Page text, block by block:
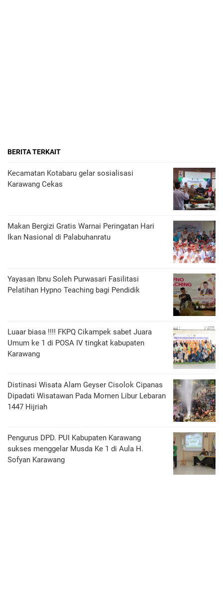
BERITA TERKAIT
Kecamatan Kotabaru gelar sosialisasi
Karawang Cekas
Makan Bergizi Gratis Warnai Peringatan Hari
Ikan Nasional di Palabuhanratu
Yayasan Ibnu Soleh Purwasari Fasilitasi
Pelatihan Hypno Teaching bagi Pendidik
Luaar biasa !!!! FKPQ Cikampek sabet Juara
Umum ke 1 di POSA IV tingkat kabupaten
Karawang
Distinasi Wisata Alam Geyser Cisolok Cipanas
Dipadati Wisatawan Pada Momen Libur Lebaran
1447 Hijriah
Pengurus DPD. PUI Kabupaten Karawang
sukses menggelar Musda Ke 1 di Aula H.
Sofyan Karawang